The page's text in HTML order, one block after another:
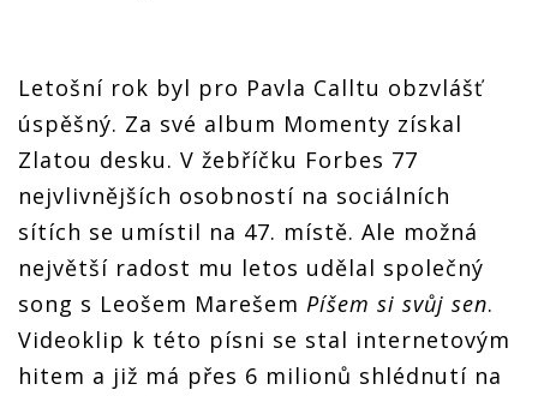
Letošní rok byl pro Pavla Calltu obzvlášť
úspěšný. Za své album Momenty získal
Zlatou desku. V žebříčku Forbes 77
nejvlivnějších osobností na sociálních
sítích se umístil na 47. místě. Ale možná
největší radost mu letos udělal společný
song s Leošem Marešem Píšem si svůj sen.
Videoklip k této písni se stal internetovým
hitem a již má přes 6 milionů shlédnutí na